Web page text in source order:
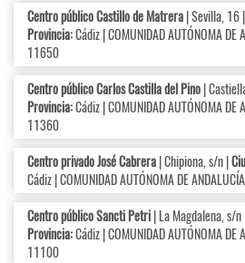
Centro público Castillo de Matrera| Sevilla, 16 |
Provincia:Cádiz | COMUNIDAD AUTÓNOMA DE
11650
Centro público Carlos Castilla del Pino|
Provincia:Cádiz | COMUNIDAD AUTÓNOMA DE
11360
Centro privado José Cabrera| Chipiona, s/n |
Cádiz | COMUNIDAD AUTÓNOMA DE
Centro público Sancti Petri| La Magdalena, s/n
Provincia:Cádiz | COMUNIDAD AUTÓNOMA DE
11100